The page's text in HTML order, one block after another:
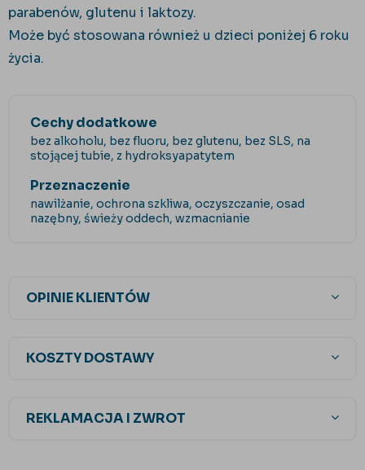
parabenów, glutenu i laktozy.
Może być stosowana również u dzieci poniżej 6 roku
życia.
Cechy dodatkowe
bez alkoholu, bez fluoru, bez glutenu, bez SLS, na
stojącej tubie, z hydroksyapatytem
Przeznaczenie
nawilżanie, ochrona szkliwa, oczyszczanie, osad
nazębny, świeży oddech, wzmacnianie
OPINIE KLIENTÓW
KOSZTY DOSTAWY
REKLAMACJA I ZWROT